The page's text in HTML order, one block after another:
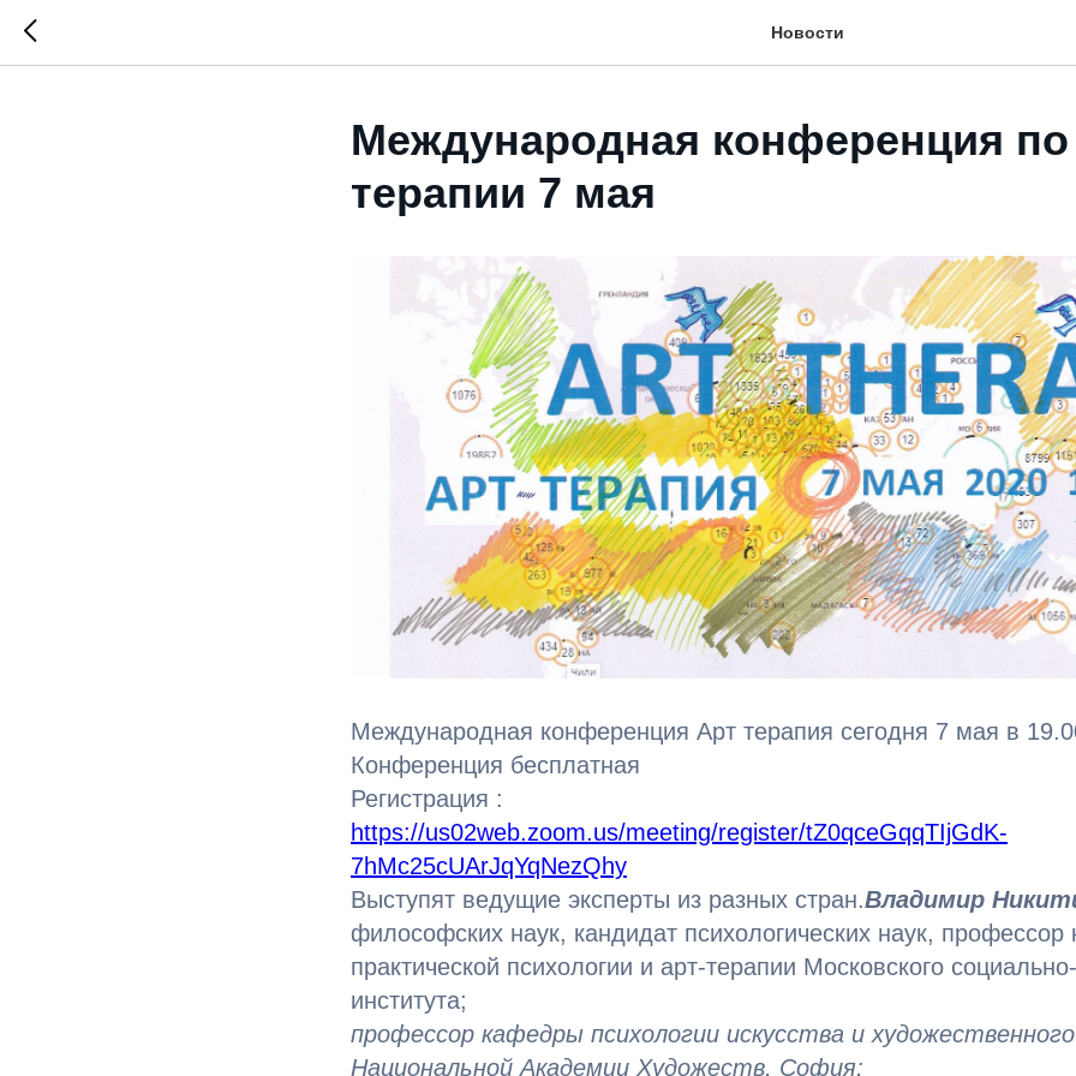
Новости
Международная конференция по
терапии 7 мая
Международная конференция Арт терапия сегодня 7 мая в
Конференция бесплатная
Регистрация :
https://us02web.zoom.us/meeting/register/tZ0qceGqqTIjGdK-
7hMc25cUArJqYqNezQhy
Выступят ведущие эксперты из разных стран.Владимир
философских наук, кандидат психологических наук,
практической психологии и арт-терапии Московского
института;
профессор кафедры психологии искусства и
Национальной Академии Художеств, София;